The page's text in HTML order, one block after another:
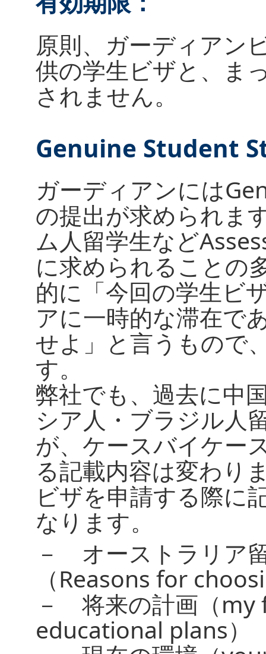
原則、ガーディアン
供の学生ビザと、ま
されません。
Genuine Student
ガーディアンには
の提出が求められま
ム人留学生など
に求められることの
的に「今回の学生ビ
アに一時的な滞在で
せよ」と言うもので
す。
弊社でも、過去に中
シア人・ブラジル人
が、ケースバイケー
る記載内容は変わり
ビザを申請する際に
なります。
－ オーストラリア
（Reasons for
－ 将来の計画（
educational plans）